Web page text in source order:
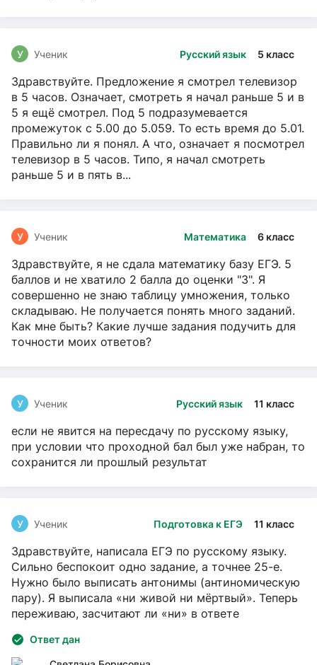
Русский язык 5 класс
У Ученик
Здравствуйте. Предложение я смотрел телевизор
в 5 часов. Означает, смотреть я начал раньше 5 и в
5 я ещё смотрел. Под 5 подразумевается
промежуток с 5.00 до 5.059. То есть время до 5.01.
Правильно ли я понял. А что, означает я посмотрел
телевизор в 5 часов. Типо, я начал смотреть
раньше 5 и в пять в...
Математика 6 класс
У Ученик
Здравствуйте, я не сдала математику базу ЕГЭ. 5
баллов и не хватило 2 балла до оценки "3". Я
совершенно не знаю таблицу умножения, только
складываю. Не получается понять много заданий.
Как мне быть? Какие лучше задания подучить для
точности моих ответов?
Русский язык 11 класс
У Ученик
если не явится на пересдачу по русскому языку,
при условии что проходной бал был уже набран, то
сохранится ли прошлый результат
Подготовка к ЕГЭ 11 класс
У Ученик
Здравствуйте, написала ЕГЭ по русскому языку.
Сильно беспокоит одно задание, а точнее 25-е.
Нужно было выписать антонимы (антиномическую
пару). Я выписала «ни живой ни мёртвый». Теперь
переживаю, засчитают ли «ни» в ответе
Ответ дан